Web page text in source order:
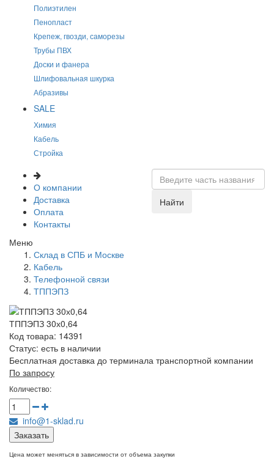
Полиэтилен
Пенопласт
Крепеж, гвозди, саморезы
Трубы ПВХ
Доски и фанера
Шлифовальная шкурка
Абразивы
SALE
Химия
Кабель
Стройка
О компании
Доставка
Оплата
Контакты
Найти
Меню
Склад в СПБ и Москве
Кабель
Телефонной связи
ТППЭПЗ
ТППЭПЗ 30х0,64
Код товара: 14391
Статус: есть в наличии
Бесплатная доставка до терминала транспортной компании
По запросу
Количество:
info@1-sklad.ru
Заказать
Цена может меняться в зависимости от объема закупки